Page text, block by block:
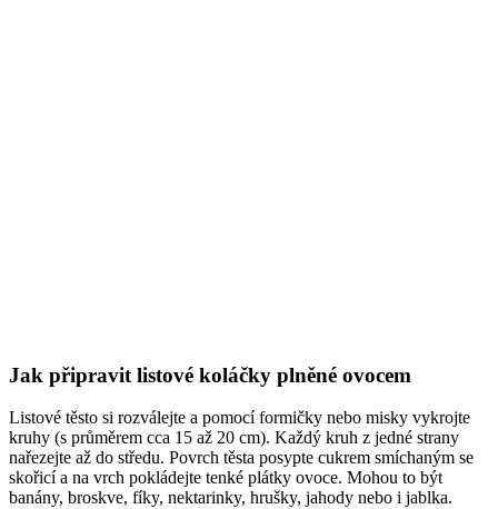
Jak připravit listové koláčky plněné ovocem
Listové těsto si rozválejte a pomocí formičky nebo misky vykrojte
kruhy (s průměrem cca 15 až 20 cm). Každý kruh z jedné strany
nařezejte až do středu. Povrch těsta posypte cukrem smíchaným se
skořicí a na vrch pokládejte tenké plátky ovoce. Mohou to být
banány, broskve, fíky, nektarinky, hrušky, jahody nebo i jablka.